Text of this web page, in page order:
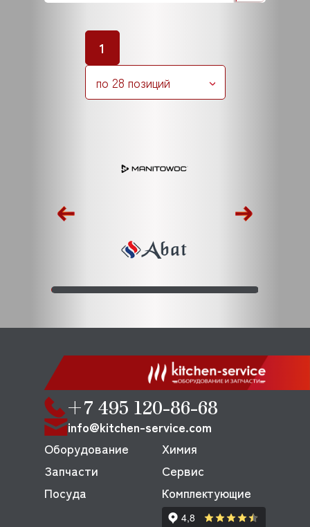
1
по 28 позиций
+7 495 120-86-68
info@kitchen-service.com
Оборудование
Запчасти
Посуда
Химия
Сервис
Комплектующие